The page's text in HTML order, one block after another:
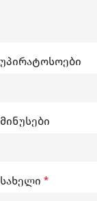
უპირატოსოები
მინუსები
სახელი *